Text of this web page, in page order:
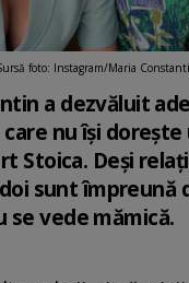
foto: Instagram/Maria
a dezvăluit
nu își dorește
Stoica. Deși
sunt împreună
se vede mămică.